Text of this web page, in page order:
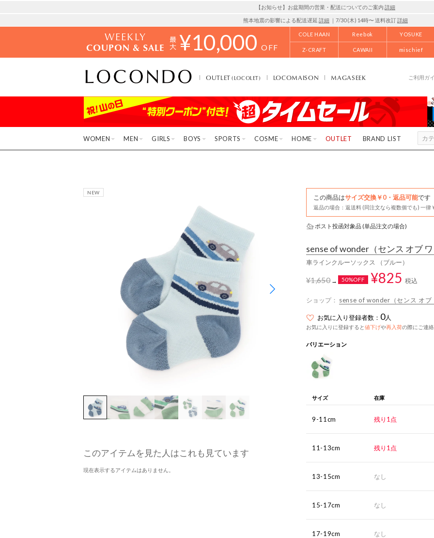
【お知らせ】お盆期間の営業・配送についてのご案内 詳細
熊本地震の影響による配送遅延 詳細 ｜7/30 (木) 14時〜 送料改訂詳細
WEEKLY
COUPON & SALE ¥10,000 OFF
COLE HAAN Reebok YOSUKE
Z-CRAFT CAWAII mischief
OUTLET(LOCOLET) LOCOMAISON MAGASEEK ご利用ガ
WOMEN MEN GIRLS BOYS SPORTS COSME HOME OUTLET BRAND LIST
このアイテムを見た人はこれも見ています
現在表示するアイテムはありません。
この商品はサイズ交換￥0・返品可能です
返品の場合：返送料 (同注文なら複数個でも) 一律
ポスト投函対象品 (単品注文の場合)
sense of wonder （センス オブ
車ラインクルーソックス （ブルー）
¥1,650→ 50%OFF ¥825 税込
ショップ： sense of wonder（センス オブ
お気に入り登録者数： 0人
お気に入りに登録すると値下げや再入荷の際にご連
バリエーション
サイズ 在庫
9-11cm 残り1点
11-13cm 残り1点
13-15cm なし
15-17cm なし
17-19cm なし